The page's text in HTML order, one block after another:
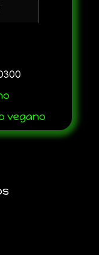
vegano